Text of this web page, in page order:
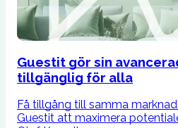
Guestit gör sin
tillgänglig för alla
Få tillgång till samma
Guestit att maximera